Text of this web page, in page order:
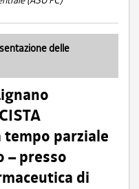
delle
tempo parziale
– presso
di